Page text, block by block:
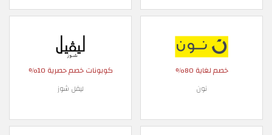
خصم لغاية 80%
نون
كوبونات خصم حصرية 10%
ليفل شوز